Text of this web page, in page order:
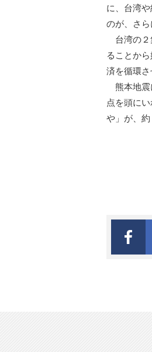
に、台湾
のが、さら
台湾の２
ることか
済を循環
熊本地震
点を頭に
や」が、約